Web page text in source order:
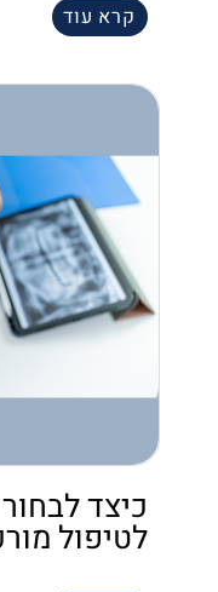
קרא עוד
כיצד
לטיפול